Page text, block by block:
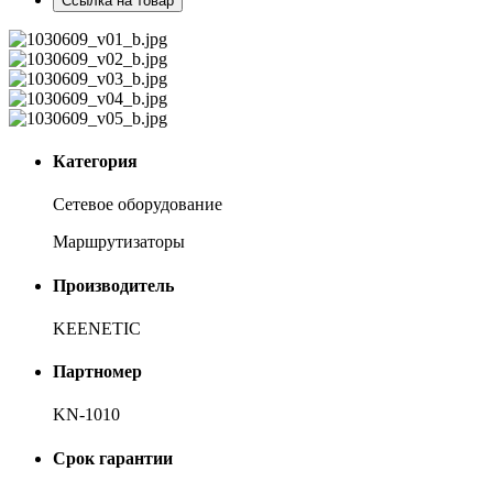
Категория
Сетевое оборудование
Маршрутизаторы
Производитель
KEENETIC
Партномер
KN-1010
Срок гарантии